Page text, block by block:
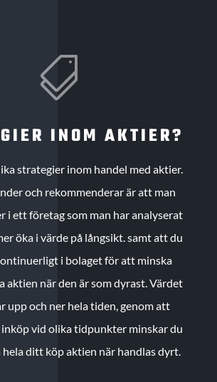

INOM AKTIER?
strategier inom handel med aktier.
och rekommenderar är att man
i ett företag som man har analyserat
öka i värde på långsikt. samt att du
i bolaget för att minska
aktien när den är som dyrast. Värdet
upp och ner hela tiden, genom att
vid olika tidpunkter minskar du
hela ditt köp aktien när handlas dyrt.